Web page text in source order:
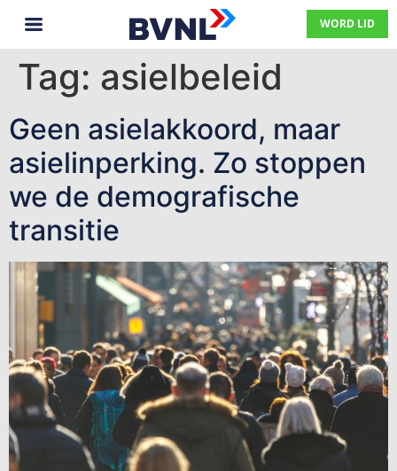
WORD LID
Tag: asielbeleid
Geen asielakkoord, maar
asielinperking. Zo stoppen
we de demografische
transitie